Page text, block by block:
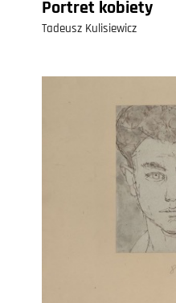
Portret kobiety
Tadeusz Kulisiewicz